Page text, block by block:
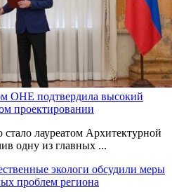
ОНЕ подтвердила высокий
проектировании
лауреатом Архитектурной
одну из главных ...
экологи обсудили меры
проблем региона